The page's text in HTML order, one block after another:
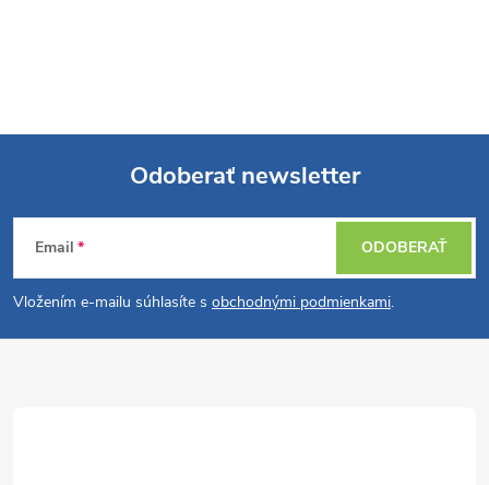
Z
á
p
Odoberať newsletter
Email
Vložením e-mailu súhlasíte s obchodnými podmienkami.
ODOBERAŤ